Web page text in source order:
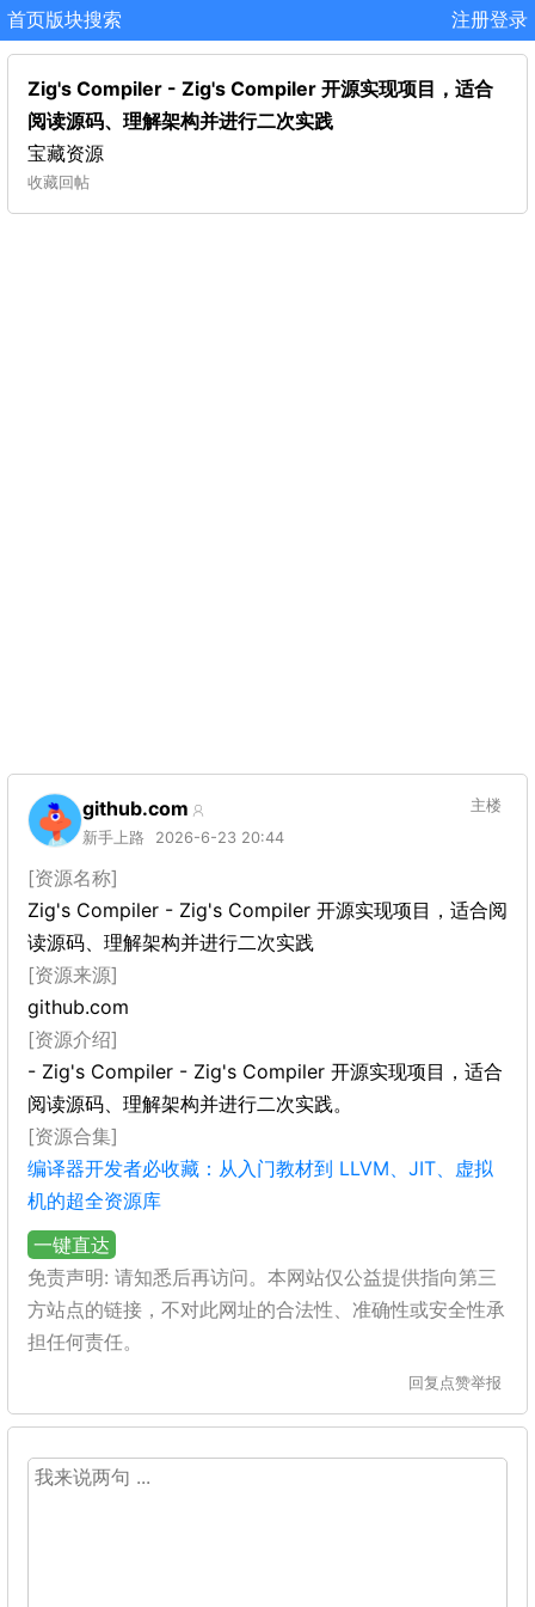
首页版块搜索 注册登录
Zig's Compiler - Zig's Compiler 开源实现项目，适合
阅读源码、理解架构并进行二次实践
宝藏资源
收藏回帖
github.com
新手上路 2026-6-23 20:44
主楼
[资源名称]
Zig's Compiler - Zig's Compiler 开源实现项目，适合阅
读源码、理解架构并进行二次实践
[资源来源]
github.com
[资源介绍]
- Zig's Compiler - Zig's Compiler 开源实现项目，适合
阅读源码、理解架构并进行二次实践。
[资源合集]
编译器开发者必收藏：从入门教材到 LLVM、JIT、虚拟
机的超全资源库
一键直达
免责声明: 请知悉后再访问。本网站仅公益提供指向第三
方站点的链接，不对此网址的合法性、准确性或安全性承
担任何责任。
回复 点赞举报